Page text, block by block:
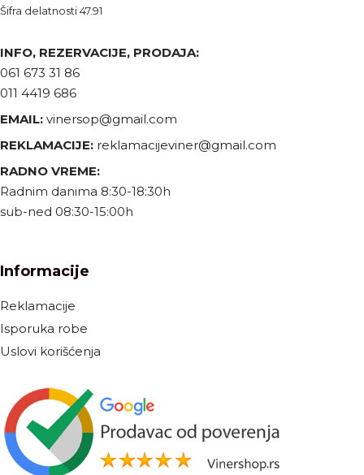
Šifra delatnosti 47.91
INFO, REZERVACIJE, PRODAJA:
061 673 31 86
011 4419 686
EMAIL: vinersop@gmail.com
REKLAMACIJE: reklamacijeviner@gmail.com
RADNO VREME:
Radnim danima 8:30-18:30h
sub-ned 08:30-15:00h
Informacije
Reklamacije
Isporuka robe
Uslovi korišćenja